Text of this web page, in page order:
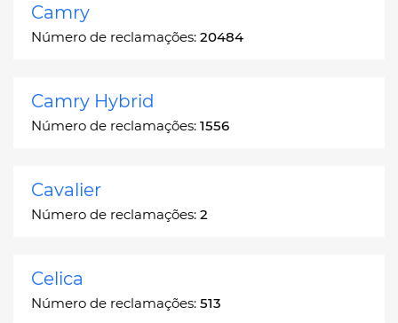
Camry
Número de reclamações: 20484
Camry Hybrid
Número de reclamações: 1556
Cavalier
Número de reclamações: 2
Celica
Número de reclamações: 513